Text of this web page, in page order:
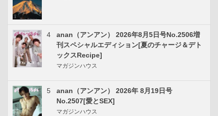
4
anan（アンアン） 2026年8月5日号No.2506増
刊スペシャルエディション[夏のチャージ＆デト
ックスRecipe]
マガジンハウス
5
anan（アンアン） 2026年 8月19日号
No.2507[愛とSEX]
マガジンハウス